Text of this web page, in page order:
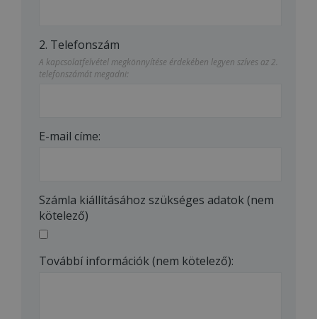
2. Telefonszám
A kapcsolatfelvétel megkönnyítése érdekében legyen szíves az 2.
telefonszámát megadni:
E-mail címe:
Számla kiállításához szükséges adatok (nem
kötelező)
Továbbí információk (nem kötelező):